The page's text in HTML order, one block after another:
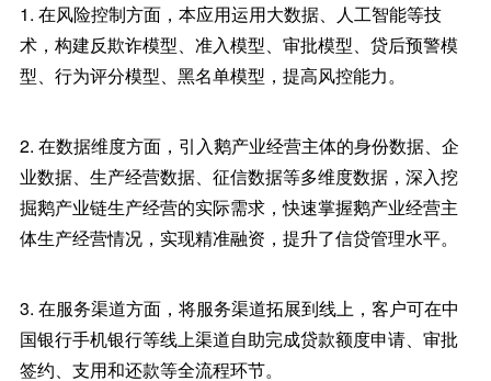
1. 在风险控制方面，本应用运用大数据、人工智能等技
术，构建反欺诈模型、准入模型、审批模型、贷后预警模
型、行为评分模型、黑名单模型，提高风控能力。
2. 在数据维度方面，引入鹅产业经营主体的身份数据、企
业数据、生产经营数据、征信数据等多维度数据，深入挖
掘鹅产业链生产经营的实际需求，快速掌握鹅产业经营主
体生产经营情况，实现精准融资，提升了信贷管理水平。
3. 在服务渠道方面，将服务渠道拓展到线上，客户可在中
国银行手机银行等线上渠道自助完成贷款额度申请、审批
签约、支用和还款等全流程环节。